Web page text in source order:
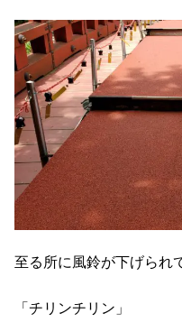
至る所に風鈴が下げられ
「チリンチリン」